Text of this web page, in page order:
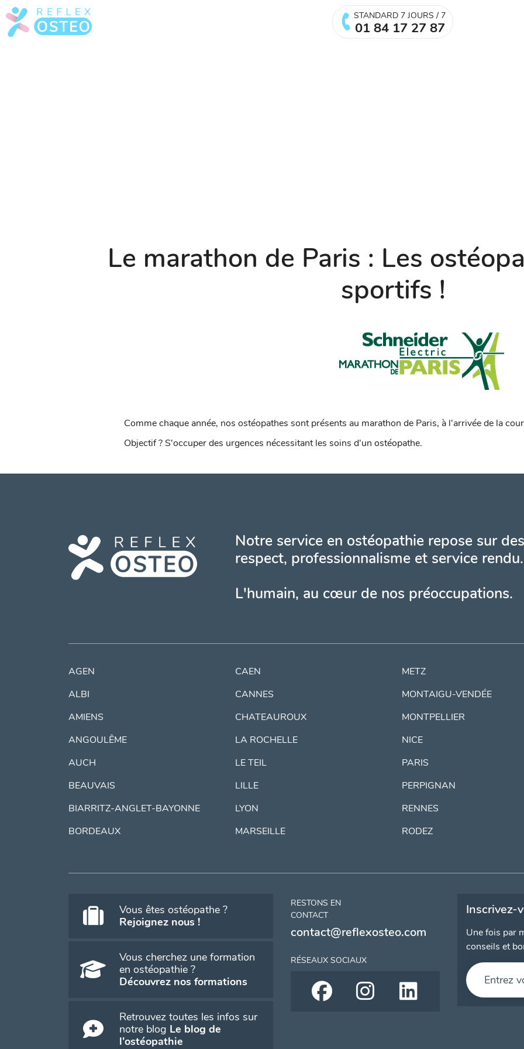
STANDARD 7 JOURS / 7
01 84 17 27 87
Le marathon de Paris : Les
sportifs !
Comme chaque année, nos ostéopathes sont présents au marathon de Paris, à l'arrivée de la
Objectif ? S'occuper des urgences nécessitant les soins d'un ostéopathe.
Notre service en ostéopathie repose sur
respect, professionnalisme et service rendu.
L'humain, au cœur de nos préoccupations.
AGEN
ALBI
AMIENS
ANGOULÊME
AUCH
BEAUVAIS
BIARRITZ-ANGLET-BAYONNE
BORDEAUX
CAEN
CANNES
CHATEAUROUX
LA ROCHELLE
LE TEIL
LILLE
LYON
MARSEILLE
METZ
MONTAIGU-VENDÉE
MONTPELLIER
NICE
PARIS
PERPIGNAN
RENNES
RODEZ
Vous êtes ostéopathe ?
Rejoignez nous !
Vous cherchez une formation
en ostéopathie ?
Découvrez nos formations
Retrouvez toutes les infos sur
notre blog Le blog de
l'ostéopathie
RESTONS EN
CONTACT
contact@reflexosteo.com
RÉSEAUX SOCIAUX
Inscrivez-
Une fois par
conseils et